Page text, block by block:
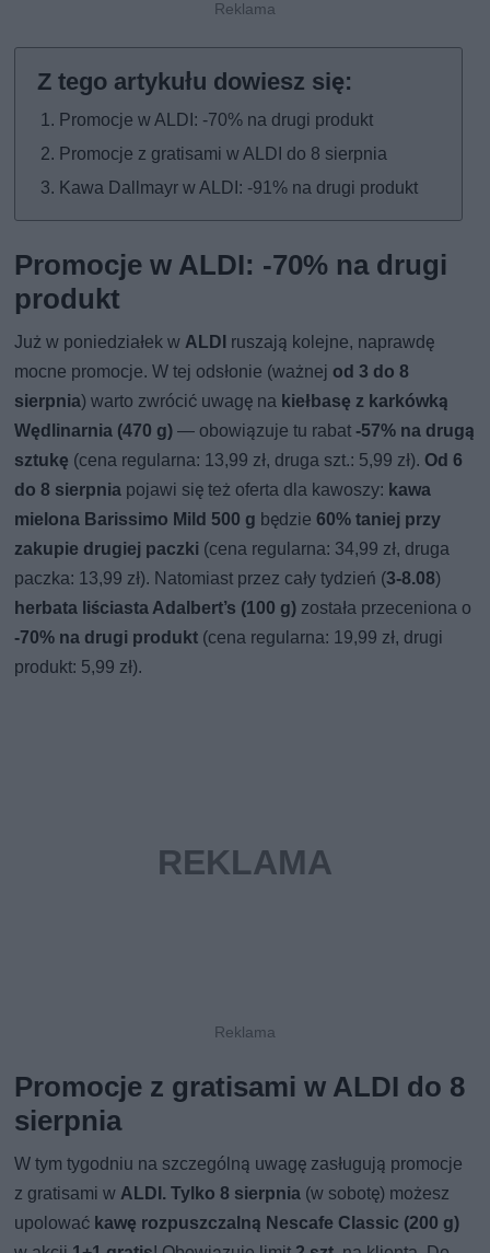
Promocje w ALDI: -70% na drugi produkt
Promocje z gratisami w ALDI do 8 sierpnia
Kawa Dallmayr w ALDI: -91% na drugi produkt
Promocje w ALDI: -70% na drugi
produkt
Już w poniedziałek wALDI ruszają kolejne, naprawdę
mocne promocje. W tej odsłonie (ważnej od 3 do 8
sierpnia) warto zwrócić uwagę na kiełbasę z karkówką
Wędlinarnia (470 g) — obowiązuje tu rabat-57% na drugą
sztukę (cena regularna: 13,99 zł, druga szt.: 5,99 zł). Od 6
do 8 sierpnia pojawi się też oferta dla kawoszy: kawa
mielona Barissimo Mild 500 g będzie60% taniej przy
zakupie drugiej paczki (cena regularna: 34,99 zł, druga
paczka: 13,99 zł). Natomiast przez cały tydzień (3-8.08)
herbata liściasta Adalbert’s (100 g) została przeceniona o
-70% na drugi produkt (cena regularna: 19,99 zł, drugi
produkt: 5,99 zł).
Promocje z gratisami w ALDI do 8
sierpnia
W tym tygodniu na szczególną uwagę zasługują promocje
z gratisami wALDI. Tylko 8 sierpnia (w sobotę) możesz
upolować kawę rozpuszczalną Nescafe Classic (200 g)